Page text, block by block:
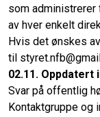
som
av hver enkelt
Hvis det ønskes
til
02.11. Oppdatert
Svar på offentlig
Kontaktgruppe og